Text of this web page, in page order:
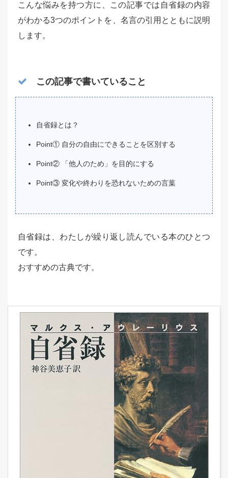
こんな悩みを持つ方に、この記事では自省録の内容
がわかる3つのポイントを、名言の引用とともに説明
します。
この記事で書いていること
自省録とは？
Point① 自分の自由にできることを区別する
Point② 「他人のため」を目的にする
Point③ 変化や終わりを恐れないための言葉
自省録は、わたしが繰り返し読んでいる本のひとつ
です。
おすすめの古典です。